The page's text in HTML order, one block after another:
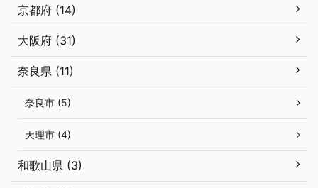
京都府 (14)
大阪府 (31)
奈良県 (11)
奈良市 (5)
天理市 (4)
和歌山県 (3)